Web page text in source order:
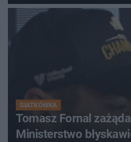
SIATKÓWKA
Tomasz Fornal
Ministerstwo